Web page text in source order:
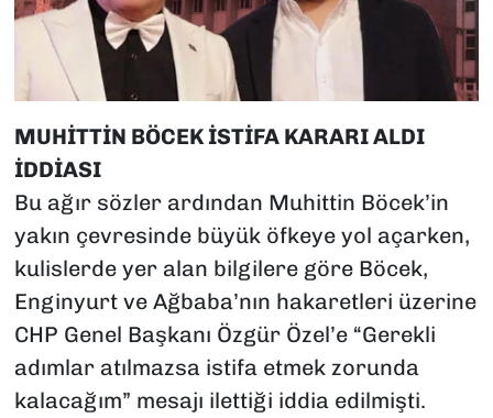
MUHİTTİN BÖCEK İSTİFA KARARI ALDI
İDDİASI
Bu ağır sözler ardından Muhittin Böcek’in
yakın çevresinde büyük öfkeye yol açarken,
kulislerde yer alan bilgilere göre Böcek,
Enginyurt ve Ağbaba’nın hakaretleri üzerine
CHP Genel Başkanı Özgür Özel’e “Gerekli
adımlar atılmazsa istifa etmek zorunda
kalacağım” mesajı ilettiği iddia edilmişti.